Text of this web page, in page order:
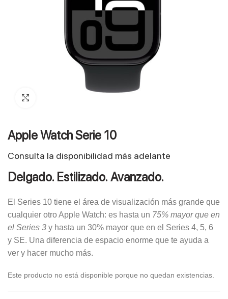
Apple Watch Serie 10
Consulta la disponibilidad más adelante
Delgado. Estilizado. Avanzado.
El Series 10 tiene el área de visualización más grande que
cualquier otro Apple Watch: es hasta un 75% mayor que en
el Series 3 y hasta un 30% mayor que en el Series 4, 5, 6
y SE. Una diferencia de espacio enorme que te ayuda a
ver y hacer mucho más.
Este producto no está disponible porque no quedan existencias.